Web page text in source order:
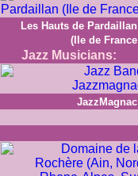
Les Hauts de Pardaillan
(Ile de France
Jazz Musicians:
JazzMagnac